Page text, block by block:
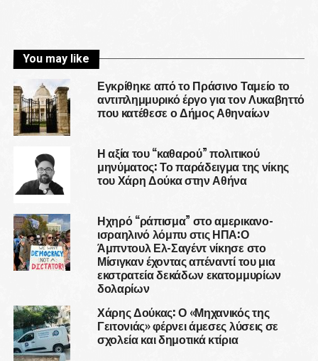
You may like
Εγκρίθηκε από το Πράσινο Ταμείο το
αντιπλημμυρικό έργο για τον Λυκαβηττό
που κατέθεσε ο Δήμος Αθηναίων
Η αξία του “καθαρού” πολιτικού
μηνύματος: Το παράδειγμα της νίκης
του Χάρη Δούκα στην Αθήνα
Ηχηρό “ράπισμα” στο αμερικανο-
ισραηλινό λόμπυ στις ΗΠΑ:Ο
Άμπντουλ Ελ-Σαγέντ νίκησε στο
Μίσιγκαν έχοντας απέναντί του μια
εκστρατεία δεκάδων εκατομμυρίων
δολαρίων
Χάρης Δούκας: Ο «Μηχανικός της
Γειτονιάς» φέρνει άμεσες λύσεις σε
σχολεία και δημοτικά κτίρια